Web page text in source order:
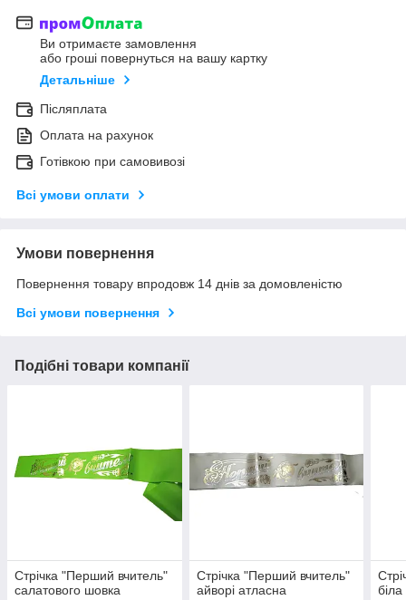
Ви отримаєте замовлення
або гроші повернуться на вашу картку
Детальніше
Післяплата
Оплата на рахунок
Готівкою при самовивозі
Всі умови оплати
Умови повернення
Повернення товару впродовж 14 днів за домовленістю
Всі умови повернення
Подібні товари компанії
Стрічка "Перший вчитель"
салатового шовка
Стрічка "Перший вчитель"
айворі атласна